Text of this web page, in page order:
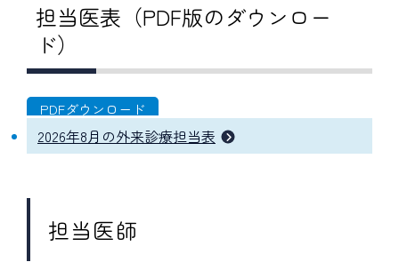
担当医表（PDF版のダウンロー
ド）
2026年8月の外来診療担当表
担当医師